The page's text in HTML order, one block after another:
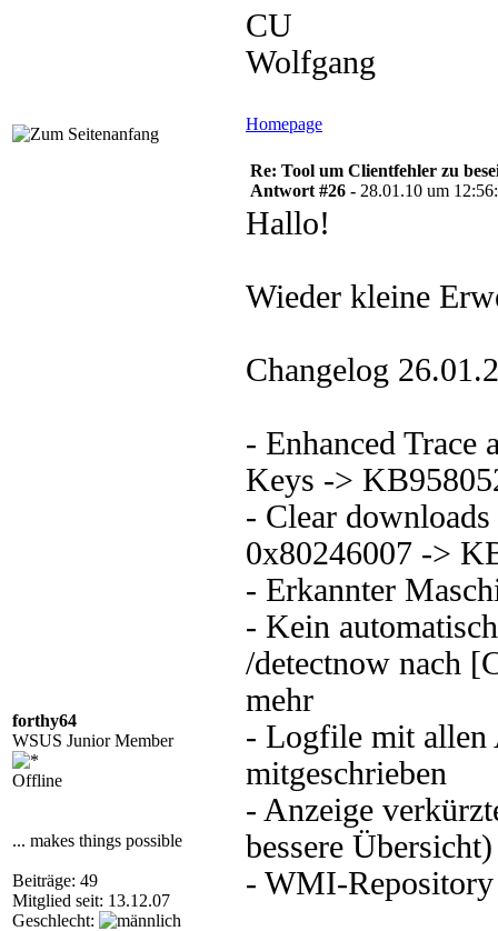
CU
Wolfgang
Homepage
forthy64
WSUS Junior Member
Offline
... makes things possible
Beiträge: 49
Mitglied seit: 13.12.07
Geschlecht:
Re: Tool um Clientfehler zu
Antwort #26 - 28.01.10 um
Hallo!
Wieder kleine
Changelog
- Enhanced
Keys ->
- Clear
0x80246007 ->
- Erkannter
- Kein
/detectnow nach
mehr
- Logfile mit allen
mitgeschrieben
- Anzeige
bessere
- WMI-Repository